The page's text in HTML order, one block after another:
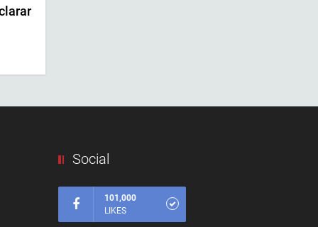
Social
101,000
LIKES